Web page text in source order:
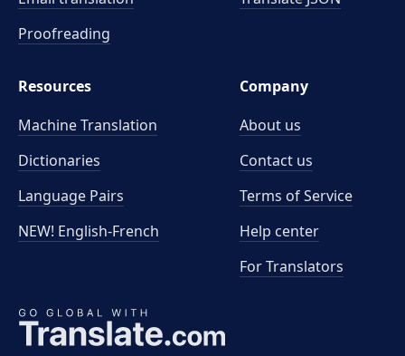
Proofreading
Resources
Machine Translation
Dictionaries
Language Pairs
NEW! English-French
Company
About us
Contact us
Terms of Service
Help center
For Translators